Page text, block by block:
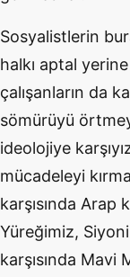
Sosyalistlerin
halkı aptal
çalışanların da
sömürüyü
ideolojiye
mücadeleyi
karşısında Arap
Yüreğimiz,
karşısında Mavi